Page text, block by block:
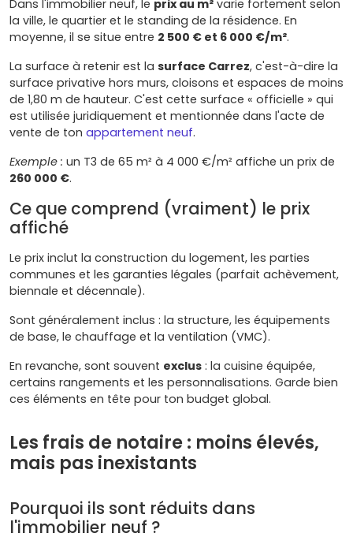
Dans l'immobilier neuf, le prix au m² varie fortement selon
la ville, le quartier et le standing de la résidence. En
moyenne, il se situe entre 2 500 € et 6 000 €/m².
La surface à retenir est la surface Carrez, c'est-à-dire la
surface privative hors murs, cloisons et espaces de moins
de 1,80 m de hauteur. C'est cette surface « officielle » qui
est utilisée juridiquement et mentionnée dans l'acte de
vente de ton appartement neuf.
Exemple : un T3 de 65 m² à 4 000 €/m² affiche un prix de
260 000 €.
Ce que comprend (vraiment) le prix
affiché
Le prix inclut la construction du logement, les parties
communes et les garanties légales (parfait achèvement,
biennale et décennale).
Sont généralement inclus : la structure, les équipements
de base, le chauffage et la ventilation (VMC).
En revanche, sont souvent exclus : la cuisine équipée,
certains rangements et les personnalisations. Garde bien
ces éléments en tête pour ton budget global.
Les frais de notaire : moins élevés,
mais pas inexistants
Pourquoi ils sont réduits dans
l'immobilier neuf ?